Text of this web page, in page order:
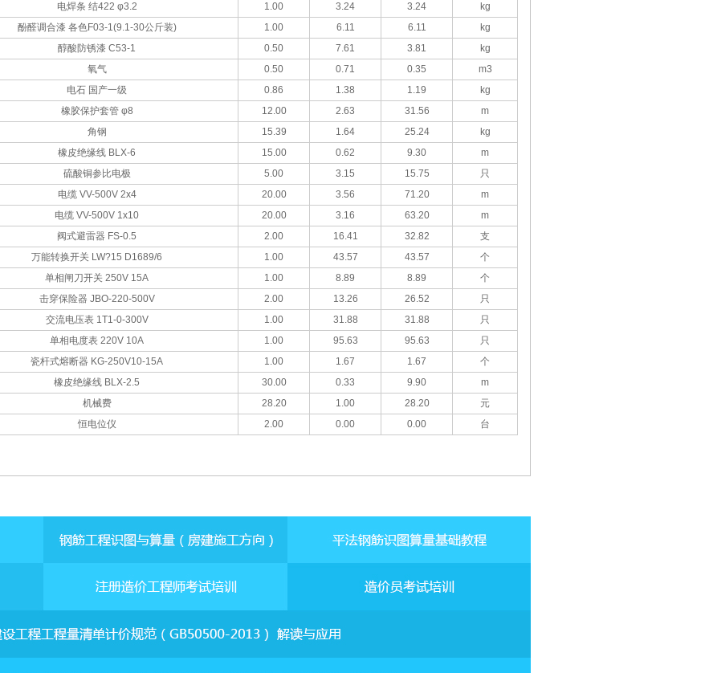
电焊条 结422 φ3.2 1.00 3.24 3.24
kg
酚醛调合漆 各色F03-1(9.1-30公斤装) 1.00 6.11 6.11
kg
醇酸防锈漆 C53-1 0.50 7.61 3.81
kg
氧气 0.50 0.71 0.35
m3
电石 国产一级 0.86 1.38 1.19
kg
橡胶保护套管 φ8 12.00 2.63 31.56
m
角钢 15.39 1.64 25.24
kg
橡皮绝缘线 BLX-6 15.00 0.62 9.30
m
硫酸铜参比电极 5.00 3.15 15.75
只
电缆 VV-500V 2x4 20.00 3.56 71.20
m
电缆 VV-500V 1x10 20.00 3.16 63.20
m
阀式避雷器 FS-0.5 2.00 16.41 32.82
支
万能转换开关 LW?15 D1689/6 1.00 43.57 43.57
个
单相闸刀开关 250V 15A 1.00 8.89 8.89
个
击穿保险器 JBO-220-500V 2.00 13.26 26.52
只
交流电压表 1T1-0-300V 1.00 31.88 31.88
只
单相电度表 220V 10A 1.00 95.63 95.63
只
瓷杆式熔断器 KG-250V10-15A 1.00 1.67 1.67
个
橡皮绝缘线 BLX-2.5 30.00 0.33 9.90
m
机械费 28.20 1.00 28.20
元
恒电位仪 2.00 0.00 0.00 台